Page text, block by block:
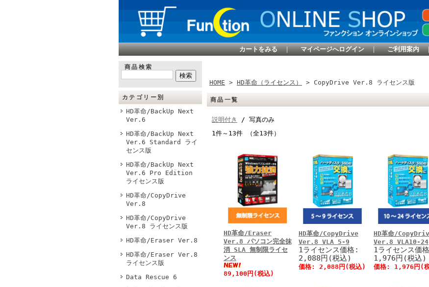
カートをみる ｜ マイページへログイン ｜ ご利用案内
商品検索
カテゴリー別
HD革命/BackUp Next
Ver.6
HD革命/BackUp Next
Ver.6 Standard ライ
センス版
HD革命/BackUp Next
Ver.6 Pro Edition
ライセンス版
HD革命/CopyDrive
Ver.8
HD革命/CopyDrive
Ver.8 ライセンス版
HD革命/Eraser Ver.8
HD革命/Eraser Ver.8
ライセンス版
Data Rescue 6
HOME > HD革命（ライセンス） > CopyDrive Ver.8 ライセンス版
商品一覧
説明付き
/ 写真のみ
1件～13件 （全13件）
HD革命/Eraser
Ver.8 パソコン完全抹
消 SLA 無制限ライセ
ンス
89,100円 (税込)
HD革命/CopyDrive
Ver.8 VLA 5-9
1ライセンス価格:
2,088円(税込)
価格: 2,088円 (税込)
HD革命/
Ver.8 VLA10-24
1ライセンス価
1,976円(税込)
価格: 1,976円 (